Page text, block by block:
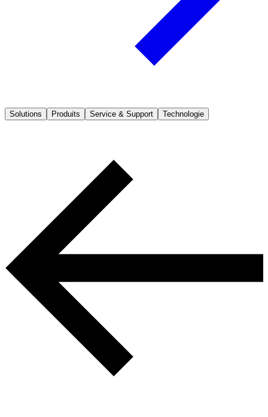
Solutions Produits Service & Support Technologie